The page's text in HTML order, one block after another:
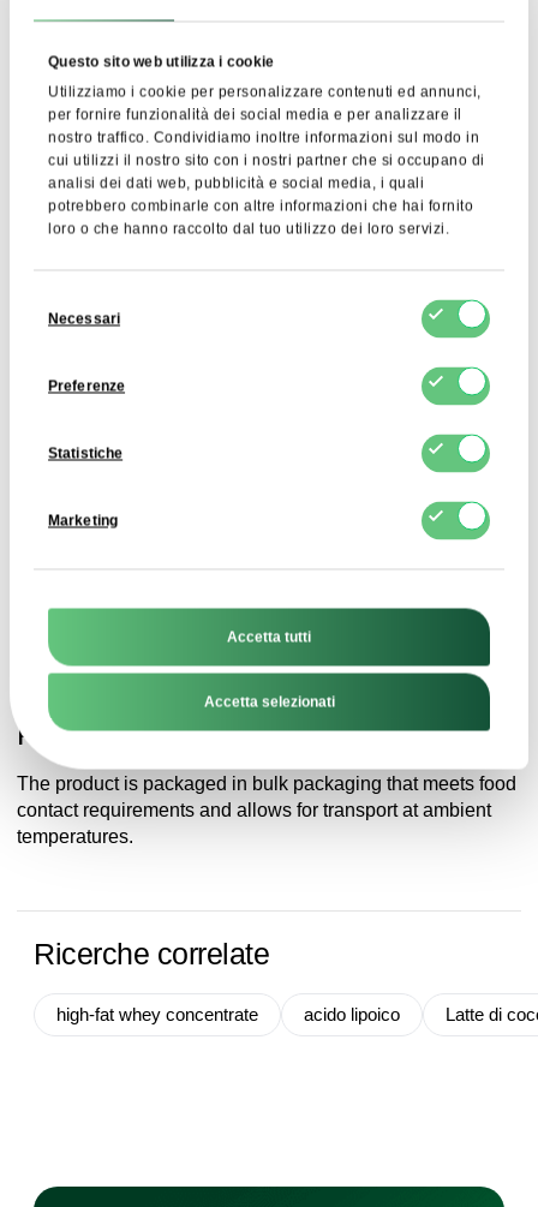
Questo sito web utilizza i cookie
Utilizziamo i cookie per personalizzare contenuti ed annunci,
per fornire funzionalità dei social media e per analizzare il
nostro traffico. Condividiamo inoltre informazioni sul modo in
cui utilizzi il nostro sito con i nostri partner che si occupano di
analisi dei dati web, pubblicità e social media, i quali
potrebbero combinarle con altre informazioni che hai fornito
loro o che hanno raccolto dal tuo utilizzo dei loro servizi.
delNecessari
Preferenze
Statistiche
Marketing
Accetta tutti
Accetta selezionati
Application
Roasted kataifi dough is mainly used in confectionery – for
preparing traditional desserts such as baklava or kataifi
with nuts and syrup. Thanks to its structure, it is also an
interesting decorative element in modern desserts.
attractive appearance. In addition, it is a popular ingredient
in modern creations, including as a layer added to ‘Dubai
crunchy effect.
Storage
and direct sunlight.
Pacchetto
The product is packaged in bulk packaging that meets food
contact requirements and allows for transport at ambient
temperatures.
Ricerche correlate
high-fat whey concentrate acido lipoico Latte di